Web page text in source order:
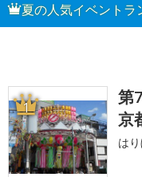
夏の人気イベントラ
1
第
京
は